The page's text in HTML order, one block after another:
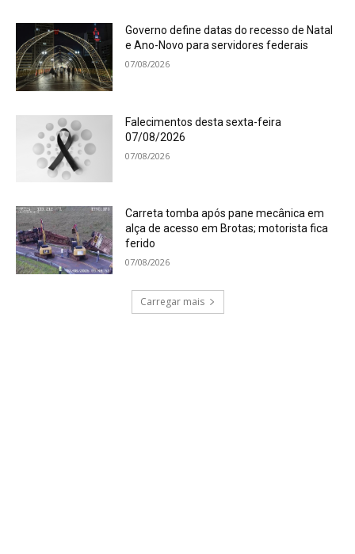
Governo define datas do recesso de Natal
e Ano-Novo para servidores federais
07/08/2026
Falecimentos desta sexta-feira
07/08/2026
07/08/2026
Carreta tomba após pane mecânica em
alça de acesso em Brotas; motorista fica
ferido
07/08/2026
Carregar mais